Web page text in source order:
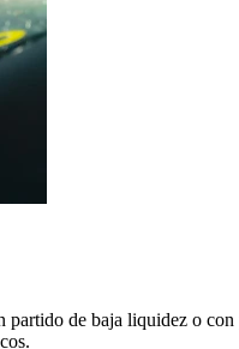
partido de baja liquidez o